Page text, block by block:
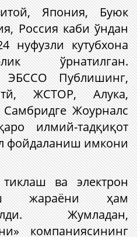
Япония, Буюк
Россия каби ўндан
нуфузли кутубхона
ўрнатилган.
ЭБСCО Публишинг,
ЖСТОР, Алука,
Жоурналс
илмий-тадқиқот
фойдаланиш имкони
ва электрон
жараёни ҳам
Жумладан,
компаниясининг